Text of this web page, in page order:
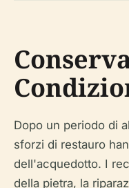
Dopo un periodo di
sforzi di restauro
dell'acquedotto. I
della pietra, la